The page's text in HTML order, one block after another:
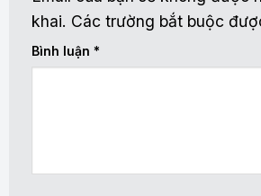
khai. Các trường bắt buộc
Bình luận *